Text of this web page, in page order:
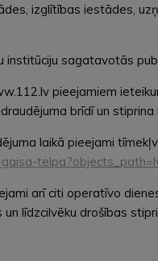
izglītības iestādes,
sagatavotās
pieejamiem
brīdī un
laikā pieejami
arī citi operatīvo
līdzcilvēku drošības